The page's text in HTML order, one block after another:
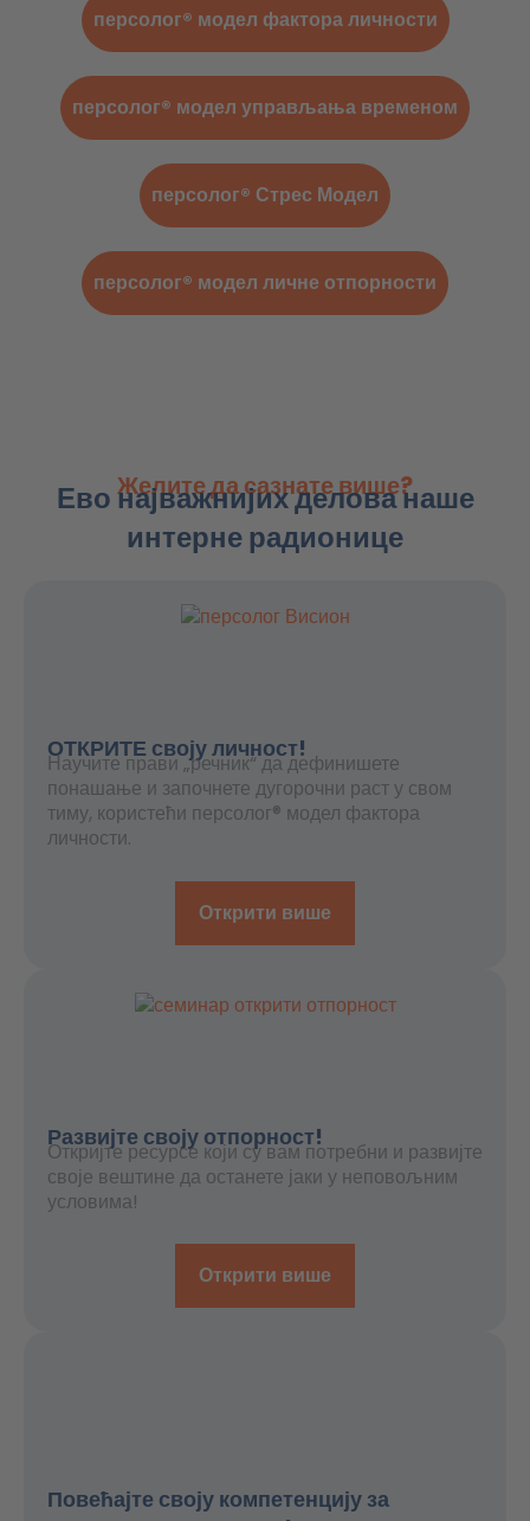
персолог® модел фактора личности
персолог® модел управљања временом
персолог® Стрес Модел
персолог® модел личне отпорности
Желите да сазнате више?
Ево најважнијих делова наше
интерне радионице
ОТКРИТЕ своју личност!
Научите прави „речник“ да дефинишете
понашање и започнете дугорочни раст у свом
тиму, користећи персолог® модел фактора
личности.
Открити више
Развијте своју отпорност!
Откријте ресурсе који су вам потребни и развијте
своје вештине да останете јаки у неповољним
условима!
Открити више
Повећајте своју компетенцију за